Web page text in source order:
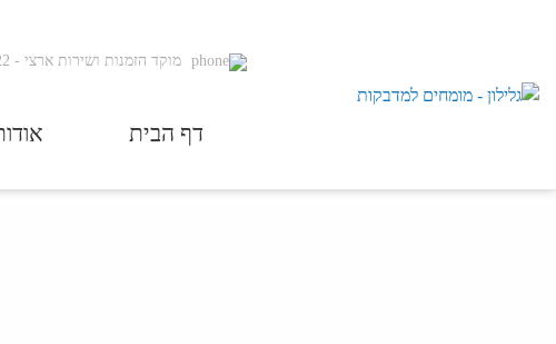
מוקד הזמנות ושירות ארצי-
דף הבית